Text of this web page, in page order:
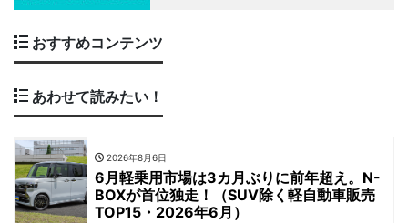
おすすめコンテンツ
あわせて読みたい！
2026年8月6日
6月軽乗用市場は3カ月ぶりに前年超え。N-
BOXが首位独走！（SUV除く軽自動車販売
TOP15・2026年6月）